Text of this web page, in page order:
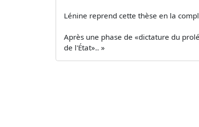
Lénine reprend cette thèse en la
Après une phase de «dictature du
de l'État».. »